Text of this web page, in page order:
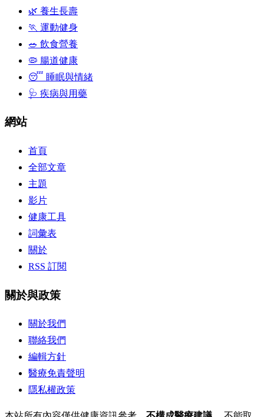
🌿 養生長壽
🏃 運動健身
🥗 飲食營養
🦠 腸道健康
😴 睡眠與情緒
🩺 疾病與用藥
網站
首頁
全部文章
主題
影片
健康工具
詞彙表
關於
RSS 訂閱
關於與政策
關於我們
聯絡我們
編輯方針
醫療免責聲明
隱私權政策